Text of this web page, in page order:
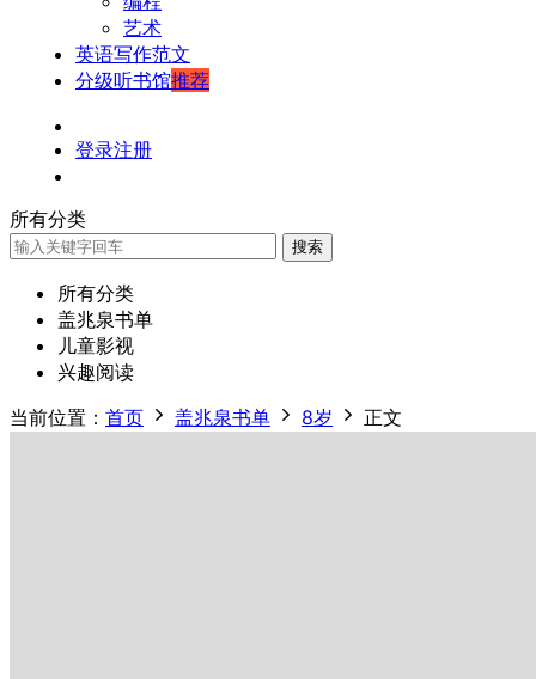
艺术
英语写作范文
分级听书馆推荐
登录注册
所有分类
搜索
所有分类
盖兆泉书单
儿童影视
兴趣阅读
当前位置： 首页 盖兆泉书单 8岁 正文